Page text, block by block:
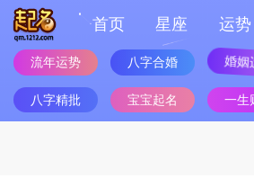
首页 星座 运势
流年运势 八字合婚 婚姻
八字精批 宝宝起名 一生